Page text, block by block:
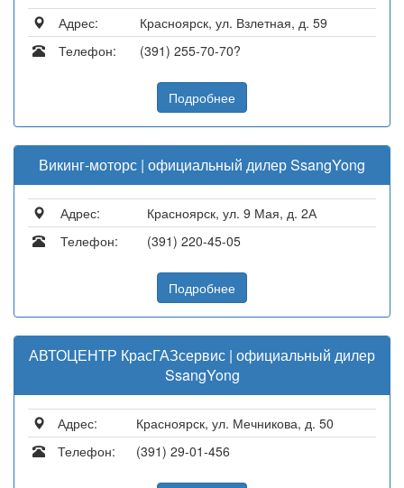
Адрес:
Красноярск, ул. Взлетная, д. 59
Телефон:
(391) 255-70-70?
Подробнее
Викинг-моторс | официальный дилер SsangYong
Адрес:
Красноярск, ул. 9 Мая, д. 2А
Телефон:
(391) 220-45-05
Подробнее
АВТОЦЕНТР КрасГАЗсервис | официальный дилер
SsangYong
Адрес:
Красноярск, ул. Мечникова, д. 50
Телефон:
(391) 29-01-456